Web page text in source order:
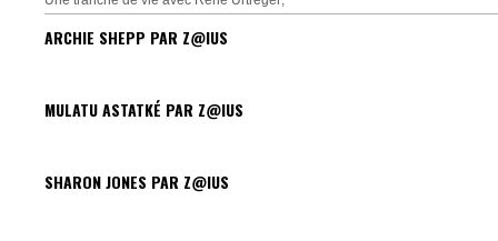
ARCHIE SHEPP PAR Z@IUS
MULATU ASTATKÉ PAR Z@IUS
SHARON JONES PAR Z@IUS